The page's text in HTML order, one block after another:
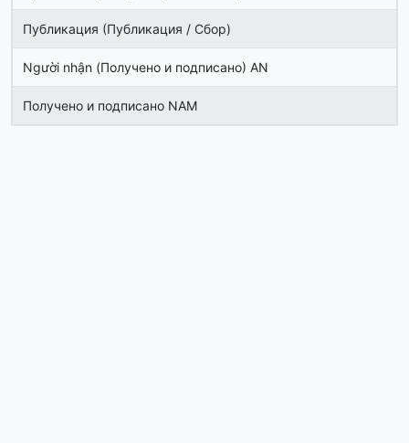
Публикация (Публикация / Сбор)
Người nhận (Получено и подписано) AN
Получено и подписано NAM